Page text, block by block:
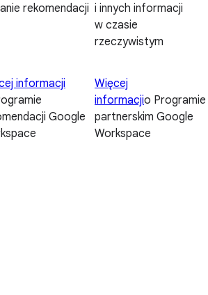
rekomendacji i innych informacji
w czasie
rzeczywistym
informacji
Google
Więcej
informacjio Programie
partnerskim Google
Workspace